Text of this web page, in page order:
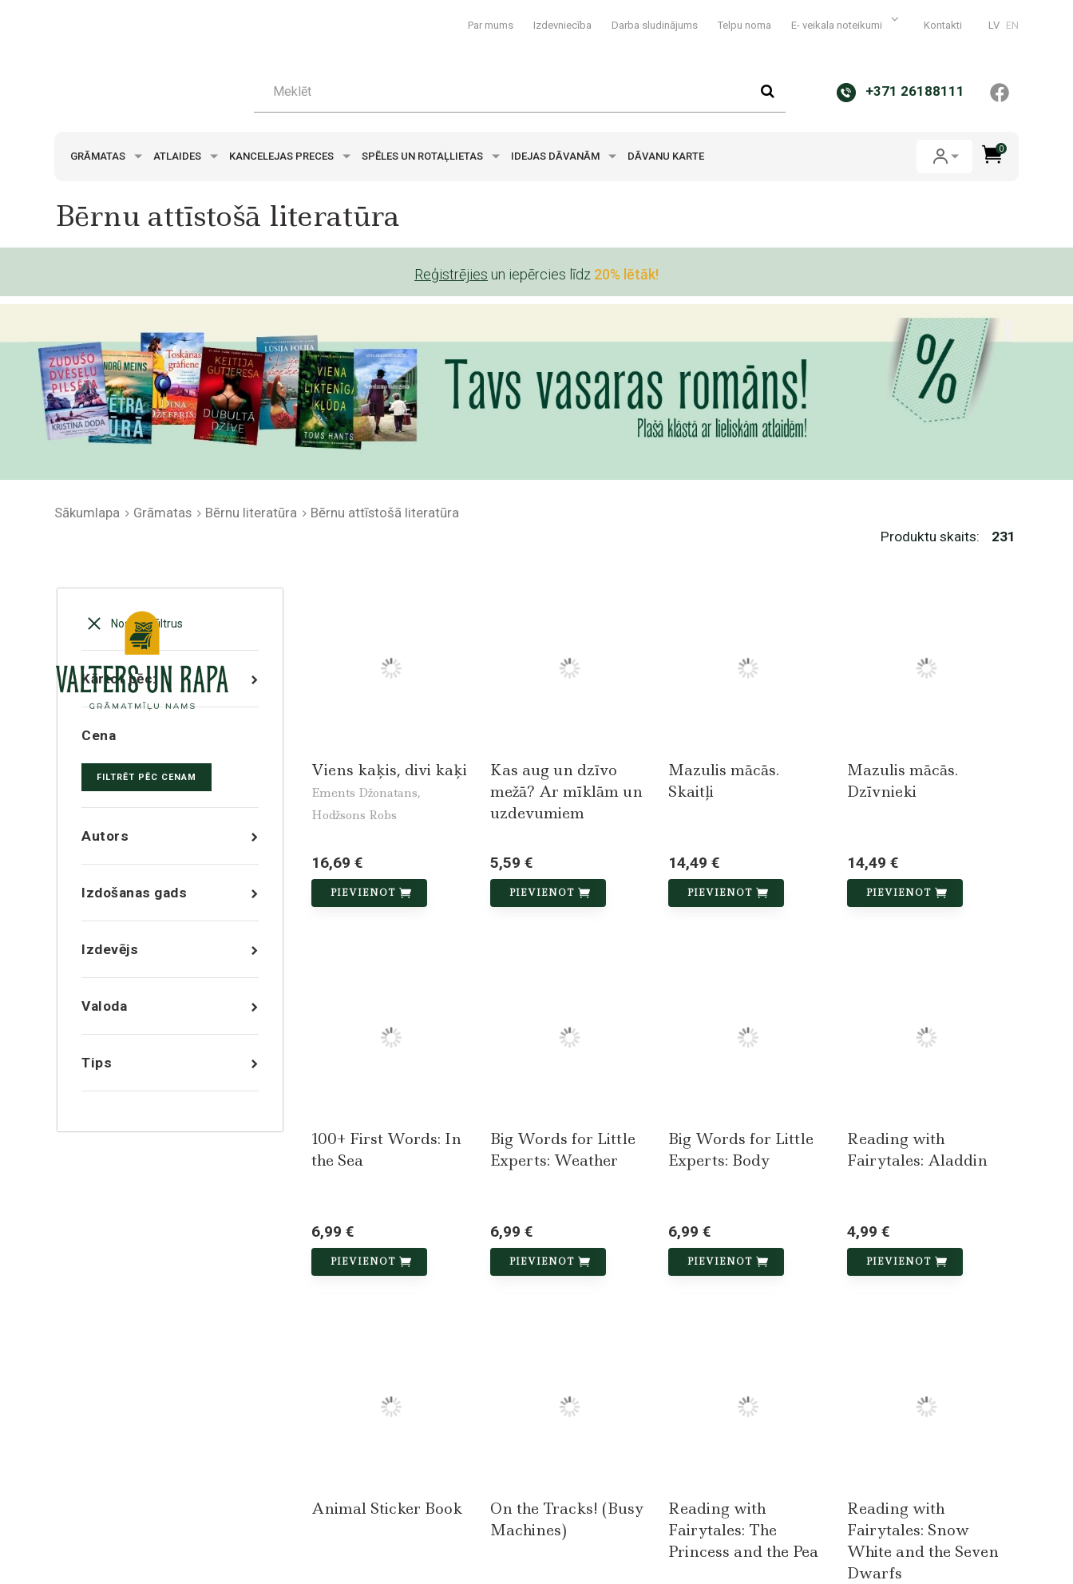
Par mums Izdevniecība Darba sludinājums Telpu noma E- veikala noteikumi Kontakti LV EN
+371 26188111
GRĀMATAS ATLAIDES KANCELEJAS PRECES SPĒLES UN ROTAĻLIETAS IDEJAS DĀVANĀM DĀVANU KARTE
0
Bērnu attīstošā literatūra
Reģistrējies un iepērcies līdz 20% lētāk!
Sākumlapa Grāmatas Bērnu literatūra
Bērnu attīstošā literatūra
Produktu skaits:
231
Noņemt filtrus
Kārtot pēc:
Cena
FILTRĒT PĒC CENAM
Autors
Izdošanas gads
Izdevējs
Valoda
Tips
Viens kaķis, divi kaķi
Ements Džonatans,
Hodžsons Robs
16,69 €
PIEVIENOT
Kas aug un dzīvo
mežā? Ar mīklām un
uzdevumiem
5,59 €
PIEVIENOT
Mazulis mācās.
Skaitļi
14,49 €
PIEVIENOT
Mazulis mācās.
Dzīvnieki
14,49 €
PIEVIENOT
100+ First Words: In
the Sea
6,99 €
PIEVIENOT
Big Words for Little
Experts: Weather
6,99 €
PIEVIENOT
Big Words for Little
Experts: Body
6,99 €
PIEVIENOT
Reading with
Fairytales: Aladdin
4,99 €
PIEVIENOT
Animal Sticker Book
On the Tracks! (Busy
Machines)
Reading with
Fairytales: The
Princess and the Pea
Reading with
Fairytales: Snow
White and the Seven
Dwarfs